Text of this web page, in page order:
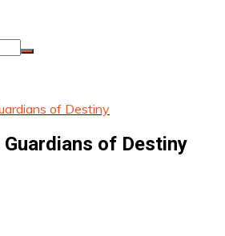
of Destiny
of Destiny